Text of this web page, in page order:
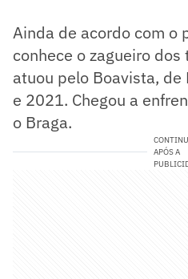
Ainda de acordo com o
conhece o zagueiro
atuou pelo Boavista,
e 2021. Chegou a
o Braga.
APÓS A